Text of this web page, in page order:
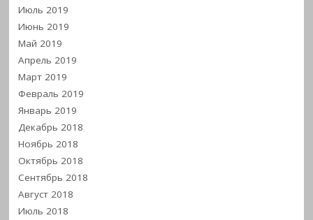
Июль 2019
Июнь 2019
Май 2019
Апрель 2019
Март 2019
Февраль 2019
Январь 2019
Декабрь 2018
Ноябрь 2018
Октябрь 2018
Сентябрь 2018
Август 2018
Июль 2018